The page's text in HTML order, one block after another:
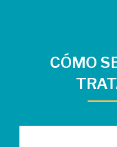
CÓMO